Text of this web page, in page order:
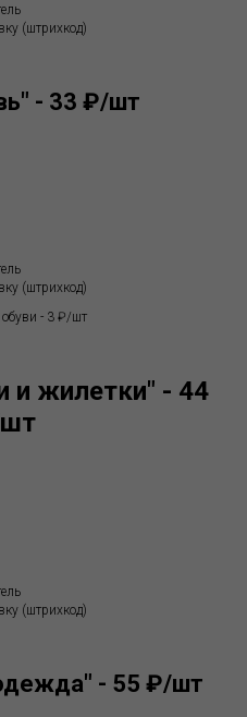
(штрихкод)
- 33 ₽/шт
(штрихкод)
- 3 ₽/шт
и жилетки" - 44
(штрихкод)
- 55 ₽/шт